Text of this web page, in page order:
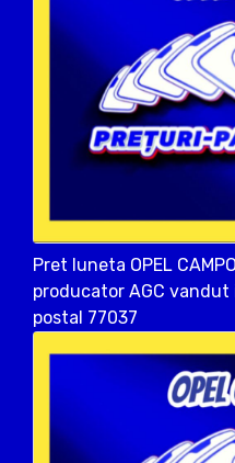
Pret luneta OPEL
producator AGC vandut
postal 77037